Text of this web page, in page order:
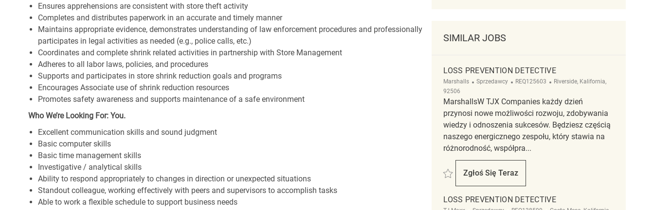
Ensures apprehensions are consistent with store theft activity
Completes and distributes paperwork in an accurate and timely manner
Maintains appropriate evidence, demonstrates understanding of law enforcement procedures and professionally
participates in legal activities as needed (e.g., police calls, etc.)
Coordinates and complete shrink related activities in partnership with Store Management
Adheres to all labor laws, policies, and procedures
Supports and participates in store shrink reduction goals and programs
Encourages Associate use of shrink reduction resources
Promotes safety awareness and supports maintenance of a safe environment
Who We’re Looking For: You.
Excellent communication skills and sound judgment
Basic computer skills
Basic time management skills
Investigative / analytical skills
Ability to respond appropriately to changes in direction or unexpected situations
Standout colleague, working effectively with peers and supervisors to accomplish tasks
Able to work a flexible schedule to support business needs
SIMILAR JOBS
LOSS PREVENTION DETECTIVE
Marshalls Kategoria
Sprzedawcy ReqId
REQ125603 Lokalizacja
Riverside, Kalifornia,
92506
MarshallsW TJX Companies każdy dzień
przynosi nowe możliwości rozwoju, zdobywania
wiedzy i odnoszenia sukcesów. Będziesz częścią
naszego energicznego zespołu, który stawia na
różnorodność, współpra...
Zapisać Loss Prevention Detective REQ125603
Zgłoś Się Teraz
Loss Prevention Detective
LOSS PREVENTION DETECTIVE